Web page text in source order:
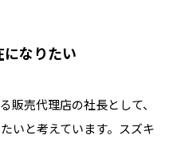
なりたい
販売代理店の社長として、
いと考えています。スズキ